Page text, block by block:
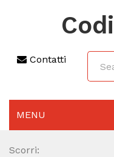
Contatti
MENU
AGGIORNAMENTO
Scorri: